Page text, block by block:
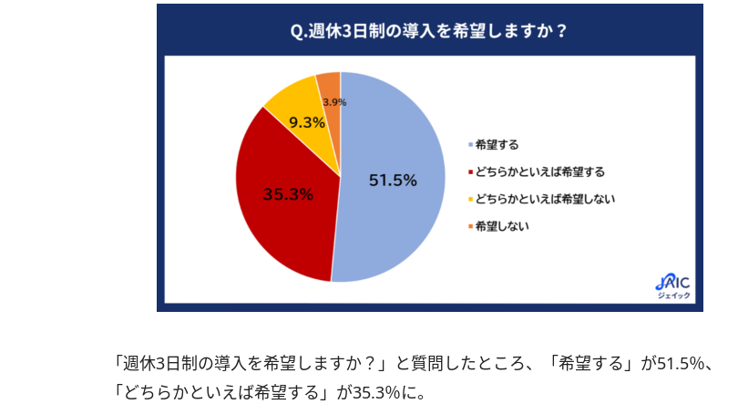
「週休3日制の導入を希望しますか？」と質問したところ、「希望する」が51.5％、
「どちらかといえば希望する」が35.3％に。